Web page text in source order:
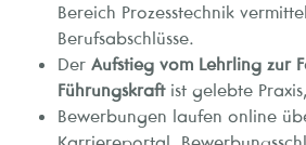
Bereich Prozesstechnik
Berufsabschlüsse.
Der Aufstieg vom Lehrling zur
Führungskraftist gelebte Praxis,
Bewerbungen laufen online